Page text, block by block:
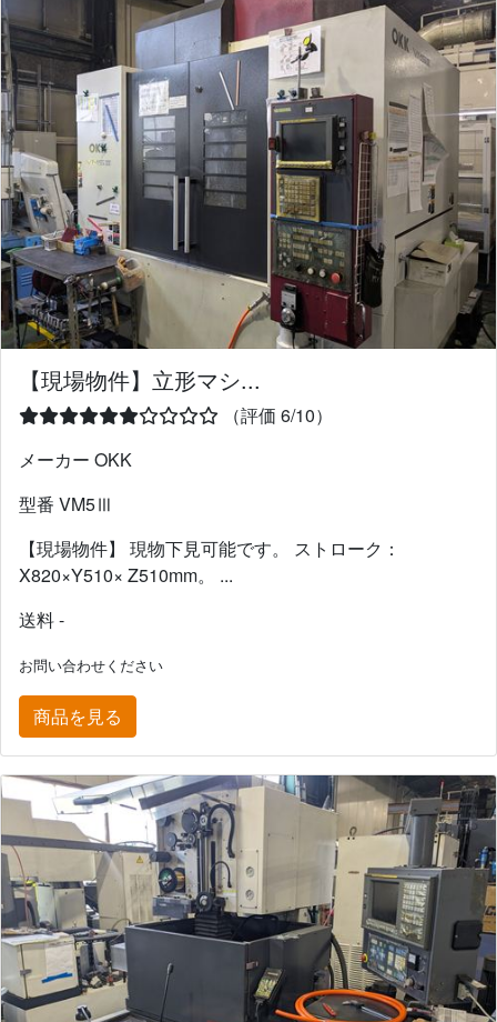
【現場物件】立形マシ...
（評価 6/10）
メーカー OKK
型番 VM5Ⅲ
【現場物件】 現物下見可能です。 ストローク：
X820×Y510× Z510mm。 ...
送料 -
お問い合わせください
商品を見る